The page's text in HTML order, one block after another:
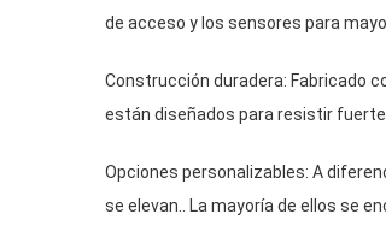
de acceso y los sensores para
Construcción duradera: Fabricado
están diseñados para resistir
Opciones personalizables: A
se elevan.. La mayoría de ellos se